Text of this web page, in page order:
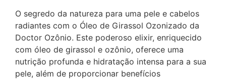
O segredo da natureza para uma pele e cabelos
radiantes com o Óleo de Girassol Ozonizado da
Doctor Ozônio. Este poderoso elixir, enriquecido
com óleo de girassol e ozônio, oferece uma
nutrição profunda e hidratação intensa para a sua
pele, além de proporcionar benefícios